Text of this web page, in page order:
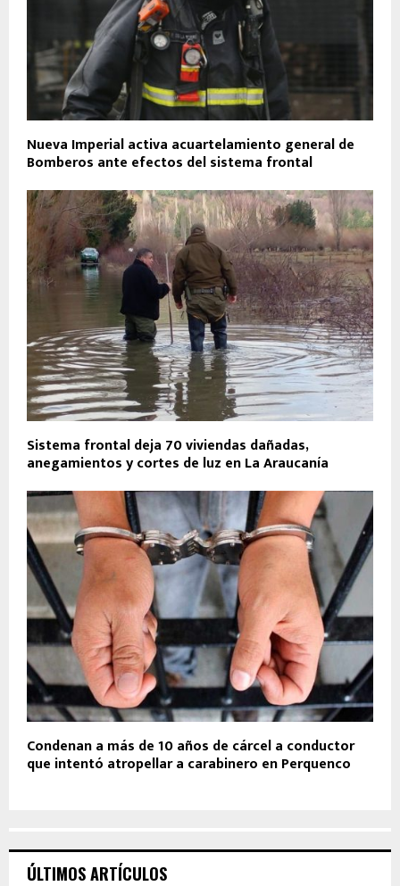
Nueva Imperial activa acuartelamiento general de
Bomberos ante efectos del sistema frontal
Sistema frontal deja 70 viviendas dañadas,
anegamientos y cortes de luz en La Araucanía
Condenan a más de 10 años de cárcel a conductor
que intentó atropellar a carabinero en Perquenco
ÚLTIMOS ARTÍCULOS